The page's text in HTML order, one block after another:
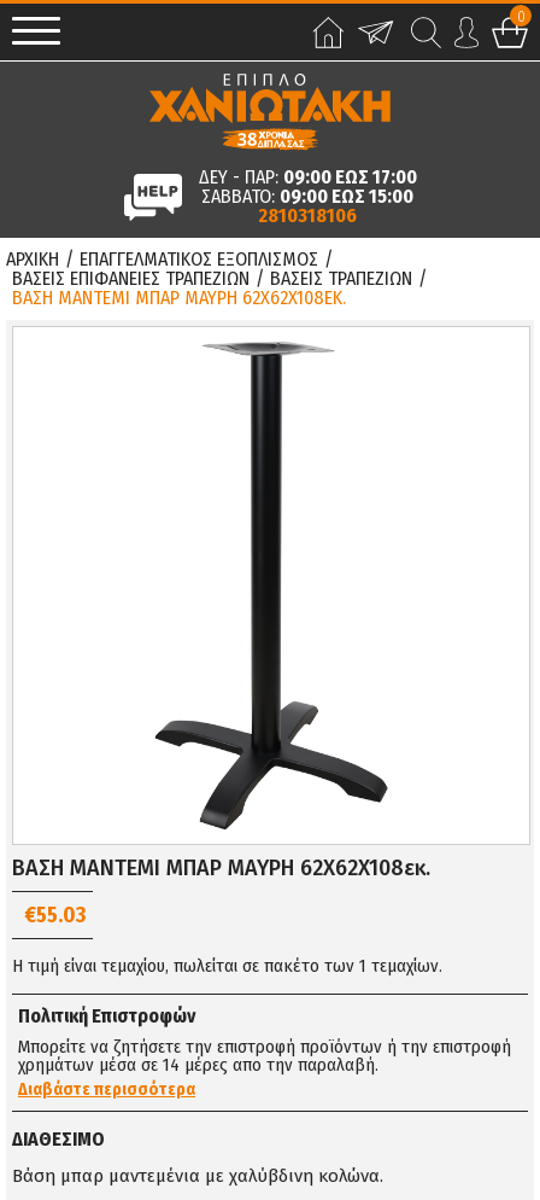
0
ΔΕΥ - ΠΑΡ: 09:00 ΕΩΣ 17:00
ΣΑΒΒΑΤΟ: 09:00 ΕΩΣ 15:00
2810318106
ΑΡΧΙΚΗ / ΕΠΑΓΓΕΛΜΑΤΙΚΟΣ ΕΞΟΠΛΙΣΜΟΣ /
ΒΑΣΕΙΣ ΕΠΙΦΑΝΕΙΕΣ ΤΡΑΠΕΖΙΩΝ / ΒΑΣΕΙΣ ΤΡΑΠΕΖΙΩΝ /
ΒΑΣΗ ΜΑΝΤΕΜΙ ΜΠΑΡ ΜΑΥΡΗ 62Χ62X108ΕΚ.
ΒΑΣΗ ΜΑΝΤΕΜΙ ΜΠΑΡ ΜΑΥΡΗ 62Χ62X108εκ.
€55.03
Η τιμή είναι τεμαχίου, πωλείται σε πακέτο των 1 τεμαχίων.
Πολιτική Επιστροφών
Μπορείτε να ζητήσετε την επιστροφή προϊόντων ή την επιστροφή
χρημάτων μέσα σε 14 μέρες απο την παραλαβή.
Διαβάστε περισσότερα
ΔΙΑΘΈΣΙΜΟ
Βάση μπαρ μαντεμένια με χαλύβδινη κολώνα.